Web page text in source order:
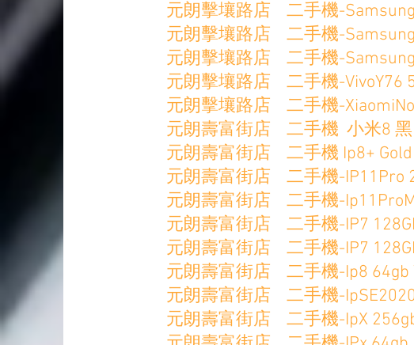
元朗擊壤路店 二手機-
元朗擊壤路店 二手機-
元朗擊壤路店 二手機-
元朗擊壤路店 二手機-VivoY76
元朗擊壤路店 二手機-
元朗壽富街店 二手機 小米8
元朗壽富街店 二手機 Ip8+
元朗壽富街店 二手機-IP11Pro
元朗壽富街店 二手機-
元朗壽富街店 二手機-IP7
元朗壽富街店 二手機-IP7
元朗壽富街店 二手機-Ip8
元朗壽富街店 二手機-
元朗壽富街店 二手機-IpX